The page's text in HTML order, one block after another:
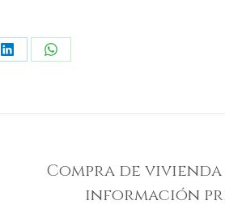
ShareShare
Compra de vivienda
información